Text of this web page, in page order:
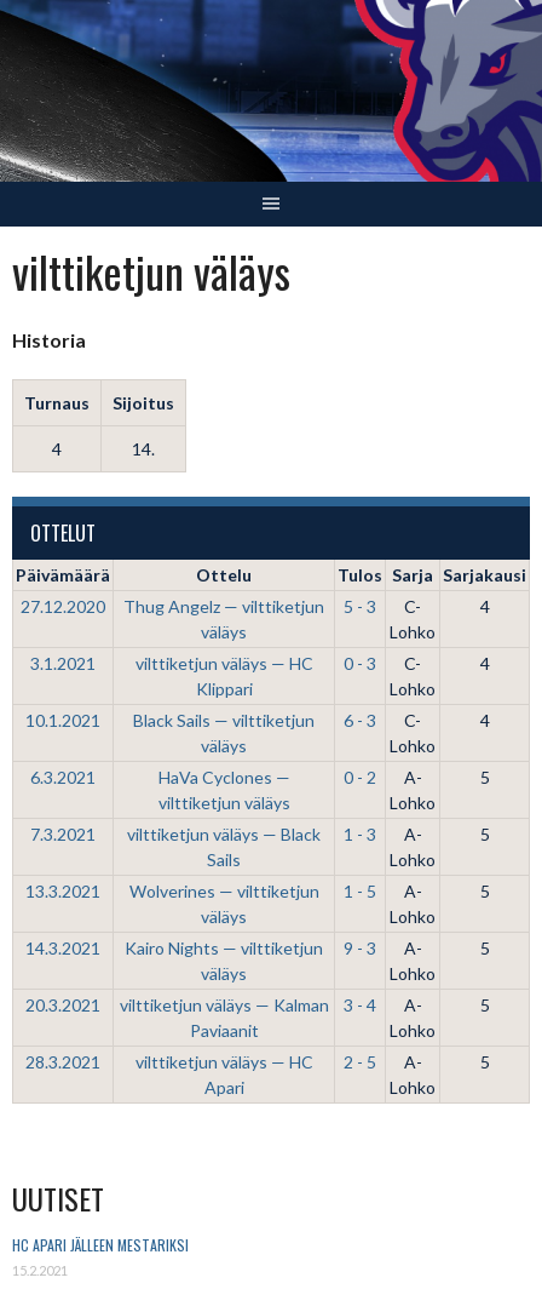
Skip
content
vilttiketjun väläys
Historia
Turnaus Sijoitus
4 14.
OTTELUT
Päivämäärä Ottelu Tulos Sarja Sarjakausi
27.12.2020
Thug Angelz — vilttiketjun
väläys
5 - 3
C-
Lohko
4
3.1.2021
vilttiketjun väläys — HC
Klippari
0 - 3
C-
Lohko
4
10.1.2021
Black Sails — vilttiketjun
väläys
6 - 3
C-
Lohko
4
6.3.2021
HaVa Cyclones —
vilttiketjun väläys
0 - 2
A-
Lohko
5
7.3.2021
vilttiketjun väläys — Black
Sails
1 - 3
A-
Lohko
5
13.3.2021
Wolverines — vilttiketjun
väläys
1 - 5
A-
Lohko
5
14.3.2021
Kairo Nights — vilttiketjun
väläys
9 - 3
A-
Lohko
5
20.3.2021
vilttiketjun väläys — Kalman
Paviaanit
3 - 4
A-
Lohko
5
28.3.2021
vilttiketjun väläys — HC
Apari
2 - 5
A-
Lohko
5
UUTISET
HC APARI JÄLLEEN MESTARIKSI
15.2.2021